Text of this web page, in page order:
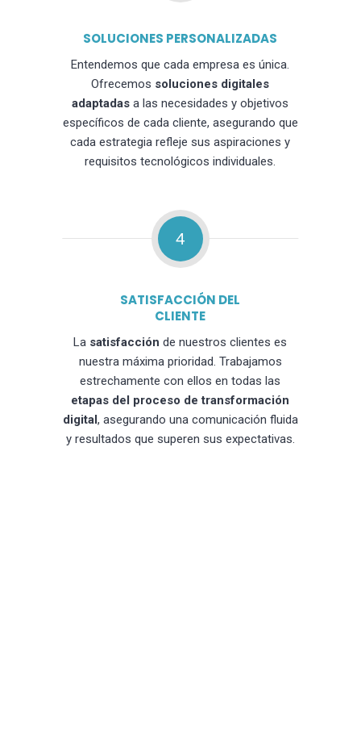
SOLUCIONES PERSONALIZADAS
Entendemos que cada empresa es única.
Ofrecemos soluciones digitales
adaptadas a las necesidades y objetivos
específicos de cada cliente, asegurando que
cada estrategia refleje sus aspiraciones y
requisitos tecnológicos individuales.
4
SATISFACCIÓN DEL
CLIENTE
La satisfacción de nuestros clientes es
nuestra máxima prioridad. Trabajamos
estrechamente con ellos en todas las
etapas del proceso de transformación
digital, asegurando una comunicación fluida
y resultados que superen sus expectativas.